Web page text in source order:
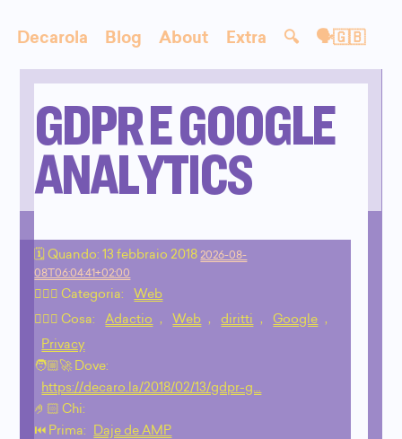
Decarola Blog About Extra 🔍 🗣🇬🇧
GDPR E GOOGLE
ANALYTICS
🗓 Quando:13 febbraio 2018 2026-08-
08T06:04:41+02:00
🙇🏻‍♂️ Categoria:
Web
💁🏼‍♂️ Cosa:
Adactio , Web , diritti , Google ,
Privacy
🧑🏼‍🚀 Dove:
https://decaro.la/2018/02/13/gdpr-g…
🤌🏻 Chi:
⏮️ Prima:
Daje de AMP